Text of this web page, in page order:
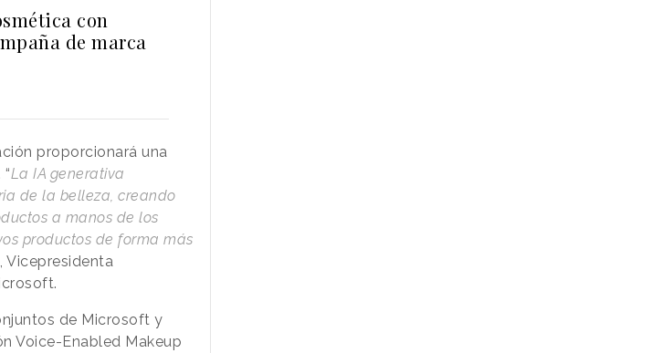
con
de marca
proporcionará una
La IA generativa
de la belleza, creando
a manos de los
productos de forma más
Vicepresidenta
de Microsoft y
Voice-Enabled Makeup